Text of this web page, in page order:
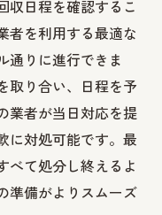
人情報保護の重
全な処理方法
方法とその必要
レッダー利用術
する際の注意点
収日程を確認するこ
者を利用する最適な
通りに進行できま
取り合い、日程を予
業者が当日対応を提
に対処可能です。最
べて処分し終えるよ
準備がよりスムーズ